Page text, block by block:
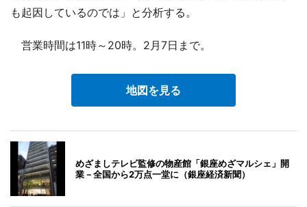
も起因しているのでは」と分析する。
営業時間は11時～20時。2月7日まで。
地図を見る
めざましテレビ監修の物産館「銀座めざマルシェ」開
業－全国から2万点一堂に（銀座経済新聞）